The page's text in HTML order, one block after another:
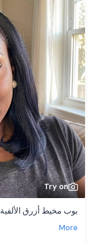
Try on
بوب مخيط أزرق الألفية
More